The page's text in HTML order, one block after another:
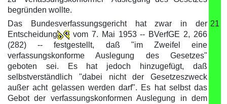
begründen wollte.
Das Bundesverfassungsgericht hat zwar in der
Entscheidung
vom 7. Mai 1953 -- BVerfGE 2, 266
(282) -- festgestellt, daß "im Zweifel eine
verfassungskonforme Auslegung des Gesetzes"
geboten sei. Es hat jedoch hinzugefügt, daß
selbstverständlich "dabei nicht der Gesetzeszweck
außer acht gelassen werden darf". Es hat selbst das
Gebot der verfassungskonformen Auslegung in dem
21